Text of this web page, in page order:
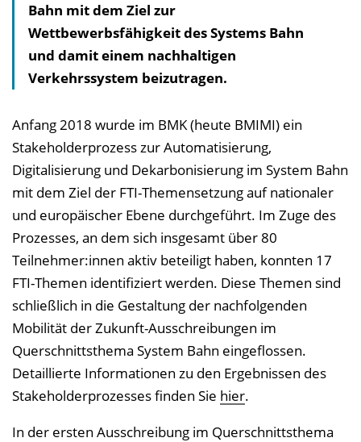
Bahn mit dem Ziel zur
Wettbewerbsfähigkeit des Systems Bahn
und damit einem nachhaltigen
Verkehrssystem beizutragen.
Anfang 2018 wurde im BMK (heute BMIMI) ein
Stakeholderprozess zur Automatisierung,
Digitalisierung und Dekarbonisierung im System Bahn
mit dem Ziel der FTI-Themensetzung auf nationaler
und europäischer Ebene durchgeführt. Im Zuge des
Prozesses, an dem sich insgesamt über 80
Teilnehmer:innen aktiv beteiligt haben, konnten 17
FTI-Themen identifiziert werden. Diese Themen sind
schließlich in die Gestaltung der nachfolgenden
Mobilität der Zukunft-Ausschreibungen im
Querschnittsthema System Bahn eingeflossen.
Detaillierte Informationen zu den Ergebnissen des
Stakeholderprozesses finden Sie hier.
In der ersten Ausschreibung im Querschnittsthema